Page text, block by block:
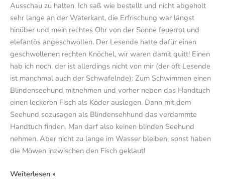
Ausschau zu halten. Ich saß wie bestellt und nicht abgeholt
sehr lange an der Waterkant, die Erfrischung war längst
hinüber und mein rechtes Ohr von der Sonne feuerrot und
elefantös angeschwollen. Der Lesende hatte dafür einen
geschwollenen rechten Knöchel, wir waren damit quitt! Einen
hab ich noch, der ist allerdings nicht von mir (der oft Lesende
ist manchmal auch der Schwafelnde): Zum Schwimmen einen
Blindenseehund mitnehmen und vorher neben das Handtuch
einen leckeren Fisch als Köder auslegen. Dann mit dem
Seehund sozusagen als Blindensehhund das verdammte
Handtuch finden. Man darf also keinen blinden Seehund
nehmen. Aber nicht zu lange im Wasser bleiben, sonst haben
die Möwen inzwischen den Fisch geklaut!
Weiterlesen »